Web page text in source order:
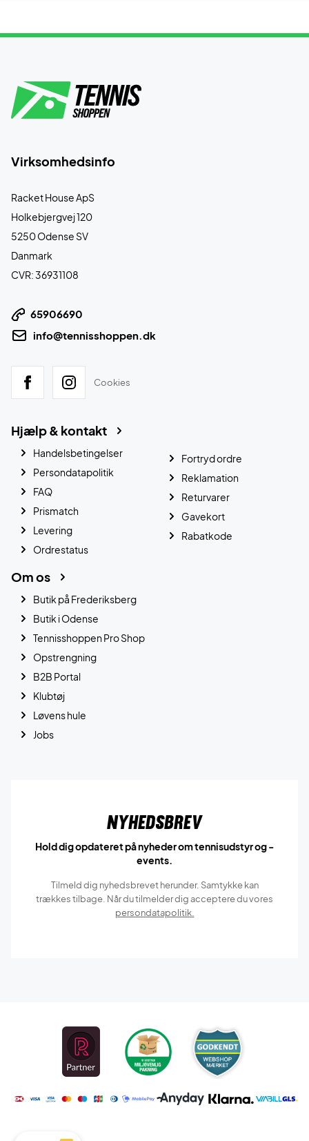
Virksomhedsinfo
Racket House ApS
Holkebjergvej 120
5250 Odense SV
Danmark
CVR: 36931108
65906690
info@tennisshoppen.dk
Cookies
Hjælp & kontakt
Handelsbetingelser
Persondatapolitik
FAQ
Prismatch
Levering
Ordrestatus
Fortryd ordre
Reklamation
Returvarer
Gavekort
Rabatkode
Om os
Butik på Frederiksberg
Butik i Odense
Tennisshoppen Pro Shop
Opstrengning
B2B Portal
Klubtøj
Løvens hule
Jobs
Nyhedsbrev
Hold dig opdateret på nyheder om tennisudstyr og -
events.
Tilmeld dig nyhedsbrevet herunder. Samtykke kan
trækkes tilbage. Når du tilmelder dig acceptere du vores
persondatapolitik.